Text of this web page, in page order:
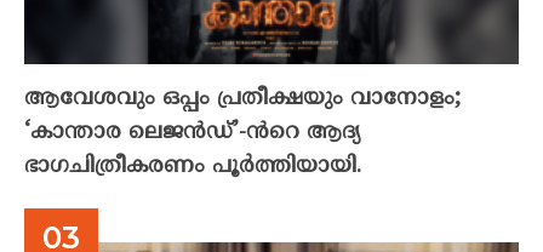
ആവേശവും ഒപ്പം പ്രതീക്ഷയും വാനോളം;
‘കാന്താര ലെജൻഡ്’-ൻറെ ആദ്യ
ഭാഗചിത്രീകരണം പൂർത്തിയായി.